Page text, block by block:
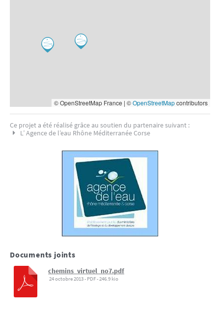
© OpenStreetMap France | ©OpenStreetMapcontributors
Ce projet a été réalisé grâce au soutien du partenaire suivant :
L’ Agence de l’eau Rhône Méditerranée Corse
Documents joints
chemins_virtuel_no7.pdf
24 octobre 2013- PDF-246.9 kio